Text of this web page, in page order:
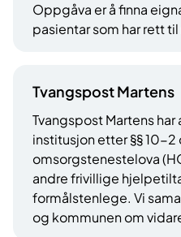
Oppgåva er å finna
pasientar som har rett
Tvangspost Martens
Tvangspost Martens
institusjon etter §§ 10-
omsorgstenestelova
andre frivillige
formålstenlege. Vi
og kommunen om